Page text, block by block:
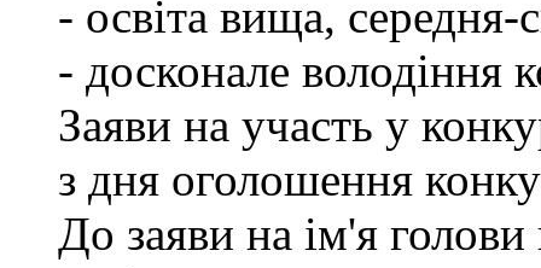
- освіта вища, середня-
- досконале
Заяви на участь у
з дня оголошення
До заяви на ім'я голови